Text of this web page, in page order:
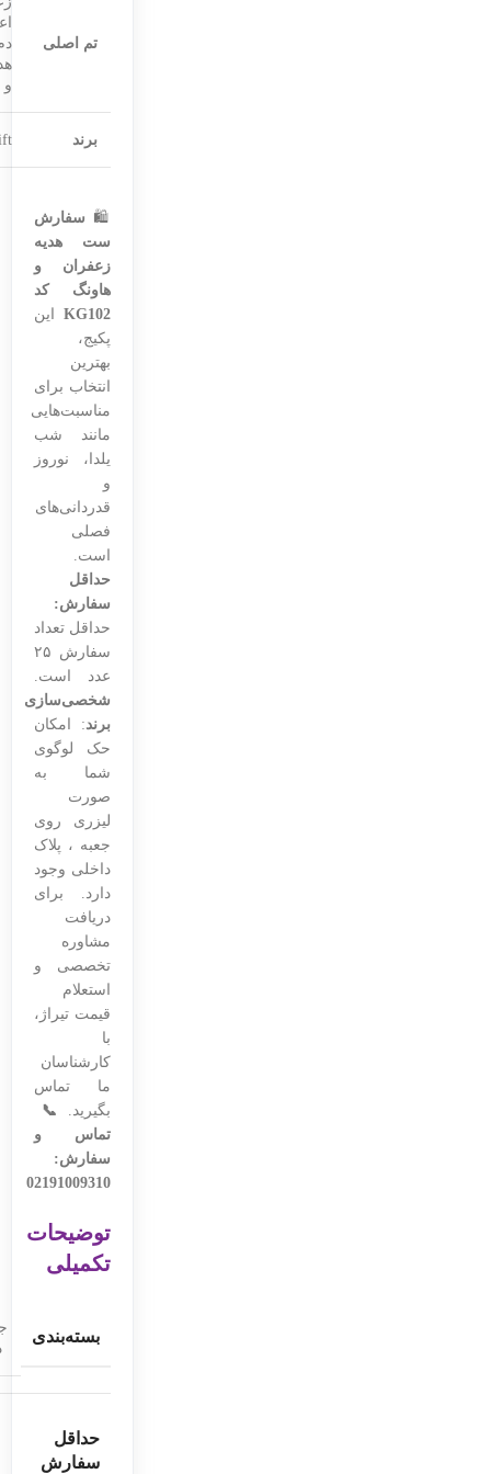
تم اصلی
و
برند
🛍️ سفارش
ست هدیه
زعفران و
هاونگ کد
KG102این
پکیج،
بهترین
انتخاب برای
مناسبت‌هایی
مانند شب
یلدا، نوروز
و
قدردانی‌های
فصلی
است.
حداقل
سفارش:
حداقل تعداد
سفارش ۲۵
عدد است.
شخصی‌سازی
برند: امکان
حک لوگوی
شما به
صورت
لیزری روی
جعبه ، پلاک
داخلی وجود
دارد. برای
دریافت
مشاوره
تخصصی و
استعلام
قیمت تیراژ،
با
کارشناسان
ما تماس
بگیرید. 📞
تماس و
سفارش:
02191009310
توضیحات
تکمیلی
بسته‌بندی
حداقل
سفارش